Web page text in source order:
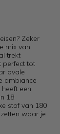
Zeker
mix van
trekt
perfect tot
ovale
ambiance
een
18
stof van 180
waar je